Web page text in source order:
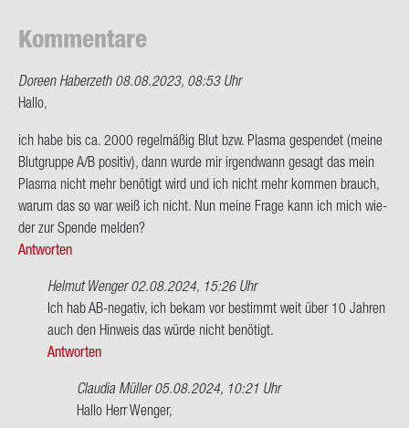
Kom­men­ta­re
Doreen Haberzeth08.08.2023, 08:53 Uhr
Hallo,
ich habe bis ca. 2000 re­gel­mä­ßig Blut bzw. Plas­ma ge­spen­det (meine
Blut­grup­pe A/B po­si­tiv), dann wurde mir ir­gend­wann ge­sagt das mein
Plas­ma nicht mehr be­nö­tigt wird und ich nicht mehr kom­men brauch,
warum das so war weiß ich nicht. Nun meine Frage kann ich mich wie­
der zur Spen­de mel­den?
Antworten
Helmut Wenger02.08.2024, 15:26 Uhr
Ant­
wort
auf
Ich hab AB-​negativ, ich bekam vor be­stimmt weit über 10 Jah­ren
auch den Hin­weis das würde nicht be­nö­tigt.
Antworten
Claudia Müller05.08.2024, 10:21 Uhr
Ant­
Hallo Herr Wen­ger,